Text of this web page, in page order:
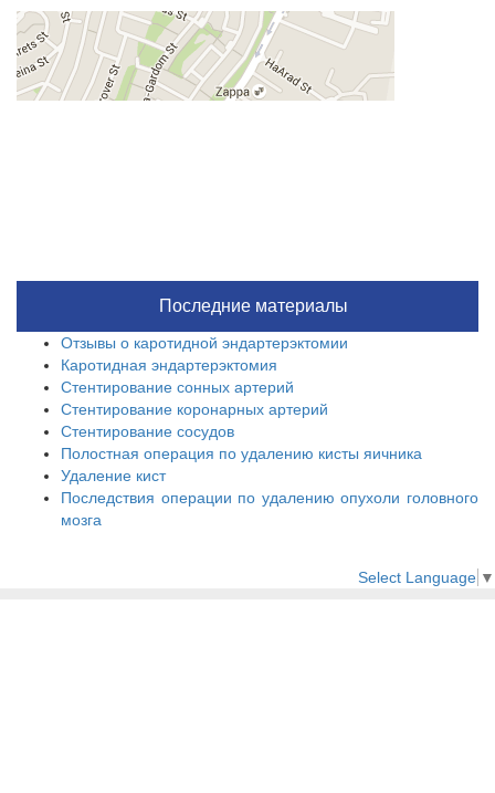
Последние материалы
Отзывы о каротидной эндартерэктомии
Каротидная эндартерэктомия
Стентирование сонных артерий
Стентирование коронарных артерий
Стентирование сосудов
Полостная операция по удалению кисты яичника
Удаление кист
Последствия операции по удалению опухоли головного
мозга
Select Language ▼